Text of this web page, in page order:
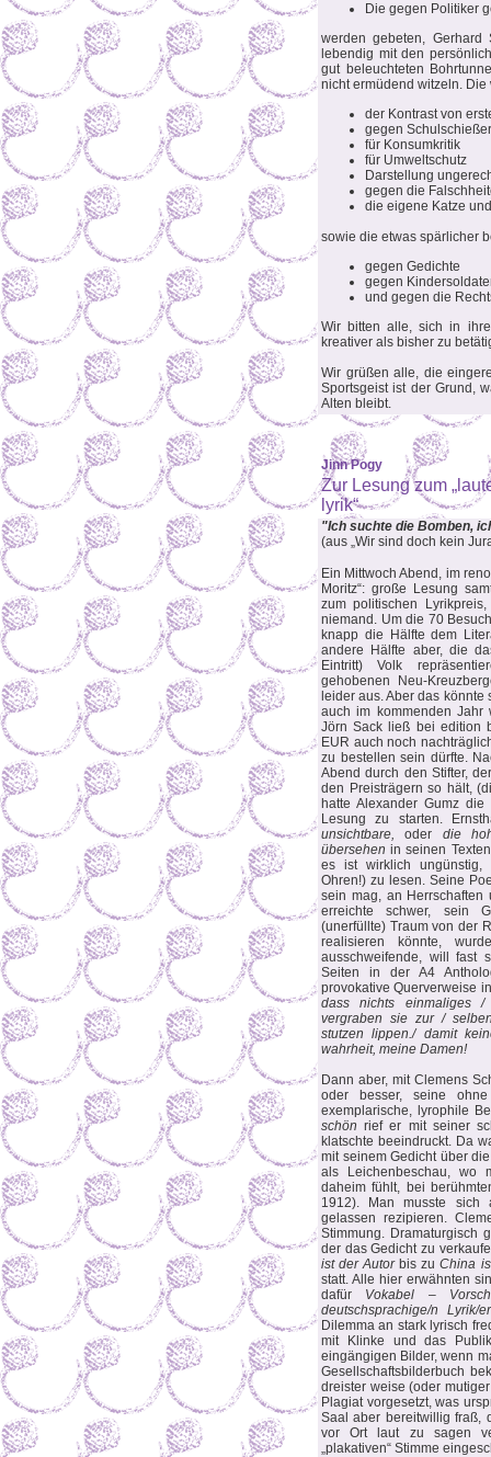
Die gegen Politiker
werden gebeten,
lebendig mit den
gut beleuchteten
nicht ermüdend witzeln.
der Kontrast von
gegen
für Konsumkritik
für Umweltschutz
Darstellung
gegen die
die eigene Katze
sowie die etwas spärlicher
gegen Gedichte
gegen
und gegen die
Wir bitten alle, sich in
kreativer als bisher zu
Wir grüßen alle, die
Sportsgeist ist der Grund,
Alten bleibt.
Jinn Pogy
Zur Lesung zum
lyrik“
"Ich suchte die Bomben,
(aus „Wir sind doch kein
Ein Mittwoch Abend, im
Moritz“: große Lesung
zum politischen
niemand. Um die 70
knapp die Hälfte dem
andere Hälfte aber, die
Eintritt) Volk
gehobenen Neu-
leider aus. Aber das
auch im kommenden Jahr
Jörn Sack ließ bei edition
EUR auch noch
zu bestellen sein dürfte.
Abend durch den Stifter,
den Preisträgern so hält,
hatte Alexander Gumz
Lesung zu starten.
unsichtbare, oder die
übersehen in seinen
es ist wirklich ungünstig,
Ohren!) zu lesen. Seine
sein mag, an
erreichte schwer, sein
(unerfüllte) Traum von der
realisieren könnte,
ausschweifende, will fast
Seiten in der A4
provokative Querverweise
dass nichts einmaliges /
vergraben sie zur /
stutzen lippen./ damit
wahrheit, meine Damen!
Dann aber, mit Clemens
oder besser, seine ohne
exemplarische, lyrophile
schönrief er mit seiner
klatschte beeindruckt. Da
mit seinem Gedicht über
als Leichenbeschau, wo
daheim fühlt, bei
1912). Man musste sich
gelassen rezipieren.
Stimmung. Dramaturgisch
der das Gedicht zu
ist der Autorbis zuChina
statt. Alle hier erwähnten
dafür Vokabel –
deutschsprachige/n Lyrik/
Dilemma an stark lyrisch
mit Klinke und das
eingängigen Bilder, wenn
Gesellschaftsbilderbuch
dreister weise (oder
Plagiat vorgesetzt, was
Saal aber bereitwillig fraß,
vor Ort laut zu sagen
„plakativen“ Stimme